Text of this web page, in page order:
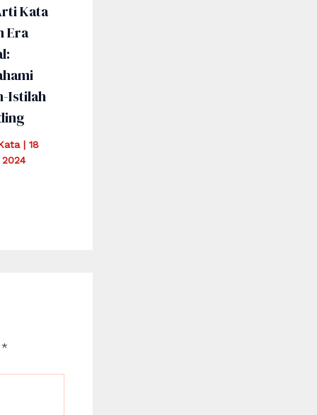
Kata
Era
Istilah
|18
*